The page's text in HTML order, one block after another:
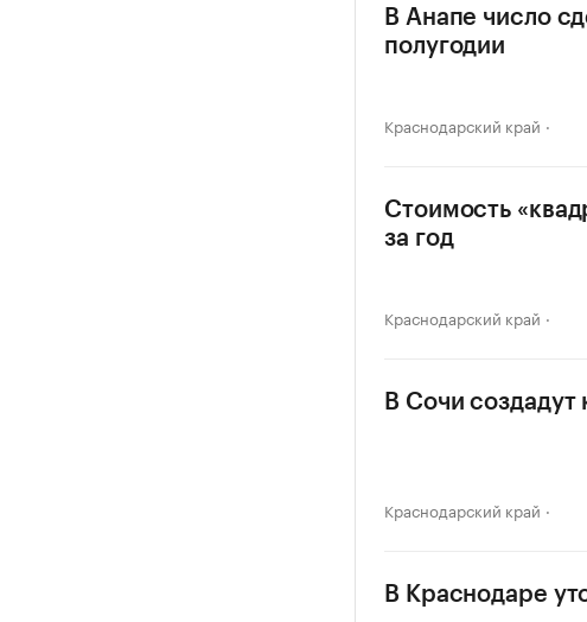
В Анапе число
полугодии
Краснодарский край
Стоимость
за год
Краснодарский край
В Сочи
Краснодарский край
В Краснодаре